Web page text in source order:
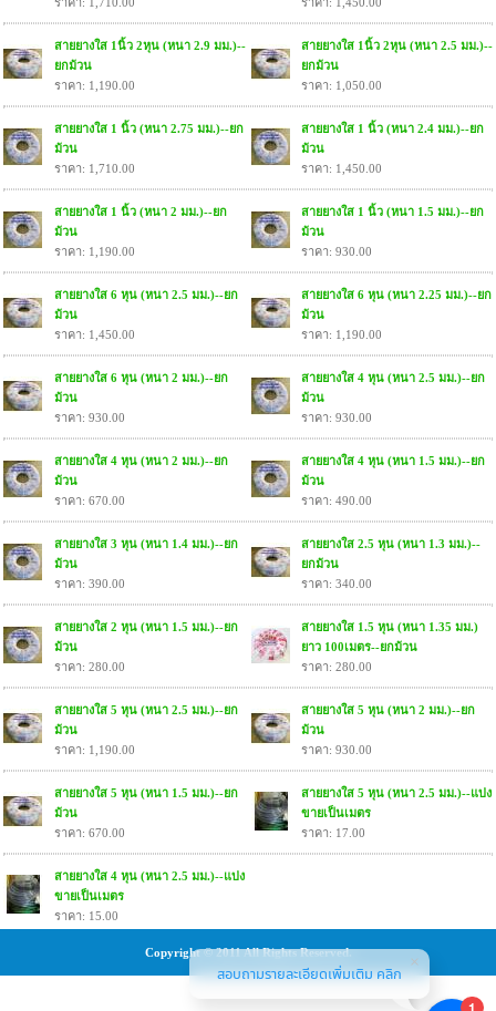
สายยางใส 1นิ้ว 2หุน (หนา 2.9 มม.)--
ยกม้วน
ราคา: 1,190.00
สายยางใส 1นิ้ว 2หุน (หนา 2.5 มม.)--
ยกม้วน
ราคา: 1,050.00
สายยางใส 1 นิ้ว (หนา 2.75 มม.)--ยก
ม้วน
ราคา: 1,710.00
สายยางใส 1 นิ้ว (หนา 2.4 มม.)--ยก
ม้วน
ราคา: 1,450.00
สายยางใส 1 นิ้ว (หนา 2 มม.)--ยก
ม้วน
ราคา: 1,190.00
สายยางใส 1 นิ้ว (หนา 1.5 มม.)--ยก
ม้วน
ราคา: 930.00
สายยางใส 6 หุน (หนา 2.5 มม.)--ยก
ม้วน
ราคา: 1,450.00
สายยางใส 6 หุน (หนา 2.25 มม.)--ยก
ม้วน
ราคา: 1,190.00
สายยางใส 6 หุน (หนา 2 มม.)--ยก
ม้วน
ราคา: 930.00
สายยางใส 4 หุน (หนา 2.5 มม.)--ยก
ม้วน
ราคา: 930.00
สายยางใส 4 หุน (หนา 2 มม.)--ยก
ม้วน
ราคา: 670.00
สายยางใส 4 หุน (หนา 1.5 มม.)--ยก
ม้วน
ราคา: 490.00
สายยางใส 3 หุน (หนา 1.4 มม.)--ยก
ม้วน
ราคา: 390.00
สายยางใส 2.5 หุน (หนา 1.3 มม.)--
ยกม้วน
ราคา: 340.00
สายยางใส 2 หุน (หนา 1.5 มม.)--ยก
ม้วน
ราคา: 280.00
สายยางใส 1.5 หุน (หนา 1.35 มม.)
ยาว 100เมตร--ยกม้วน
ราคา: 280.00
สายยางใส 5 หุน (หนา 2.5 มม.)--ยก
ม้วน
ราคา: 1,190.00
สายยางใส 5 หุน (หนา 2 มม.)--ยก
ม้วน
ราคา: 930.00
สายยางใส 5 หุน (หนา 1.5 มม.)--ยก
ม้วน
ราคา: 670.00
สายยางใส 5 หุน (หนา 2.5 มม.)--แบ่ง
ขายเป็นเมตร
ราคา: 17.00
สายยางใส 4 หุน (หนา 2.5 มม.)--แบ่ง
ขายเป็นเมตร
ราคา: 15.00
Copyright © 2011 All Rights Reserved.
สอบถามรายละเอียดเพิ่มเติม คลิก